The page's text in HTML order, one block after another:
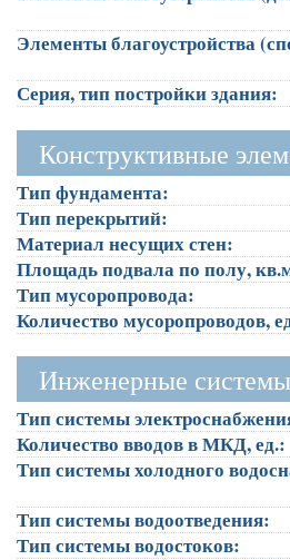
Элементы благоустройства
Серия, тип постройки здания:
Конструктивные
Тип фундамента:
Тип перекрытий:
Материал несущих стен:
Площадь подвала по полу,
Тип мусоропровода:
Количество мусоропроводов,
Инженерные системы
Тип системы
Количество вводов в МКД, ед.:
Тип системы холодного
Тип системы водоотведения:
Тип системы водостоков: